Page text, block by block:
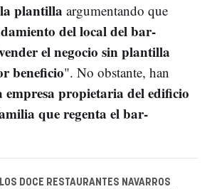
plantilla argumentando que
del local del bar-
el negocio sin plantilla
beneficio". No obstante, han
empresa propietaria del edificio
que regenta el bar-
LOS DOCE RESTAURANTES NAVARROS